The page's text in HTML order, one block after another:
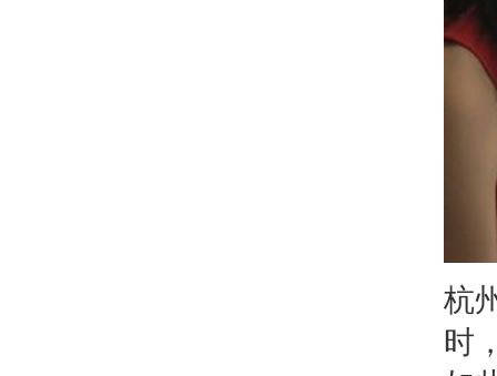
杭
时